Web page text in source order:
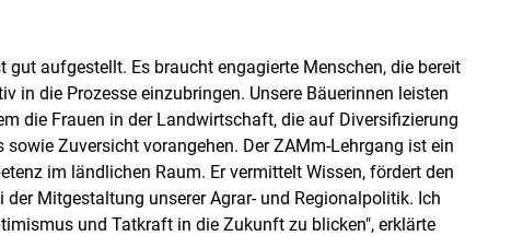
aufgestellt. Es braucht engagierte Menschen, die bereit
in die Prozesse einzubringen. Unsere Bäuerinnen leisten
die Frauen in der Landwirtschaft, die auf Diversifizierung
Zuversicht vorangehen. Der ZAMm-Lehrgang ist ein
im ländlichen Raum. Er vermittelt Wissen, fördert den
Mitgestaltung unserer Agrar- und Regionalpolitik. Ich
und Tatkraft in die Zukunft zu blicken", erklärte